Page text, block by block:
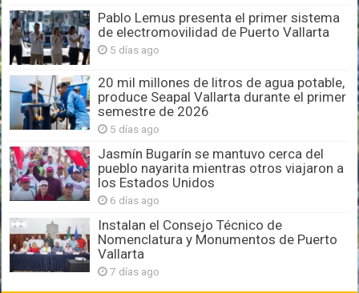
Pablo Lemus presenta el primer sistema
de electromovilidad de Puerto Vallarta
5 días ago
20 mil millones de litros de agua potable,
produce Seapal Vallarta durante el primer
semestre de 2026
5 días ago
Jasmín Bugarín se mantuvo cerca del
pueblo nayarita mientras otros viajaron a
los Estados Unidos
6 días ago
Instalan el Consejo Técnico de
Nomenclatura y Monumentos de Puerto
Vallarta
7 días ago